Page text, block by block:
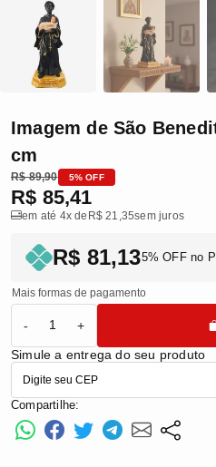
Imagem de São
cm
R$ 89,90 5% OFF
R$ 85,41
em até 4x de R$ 21,35sem juros
R$ 81,135% OFF no
Mais formas de pagamento
- +
Simule a entrega do seu produto
Compartilhe: